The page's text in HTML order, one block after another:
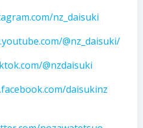
nz_daisuki
@nz_daisuki/
@nzdaisuki
daisukinz